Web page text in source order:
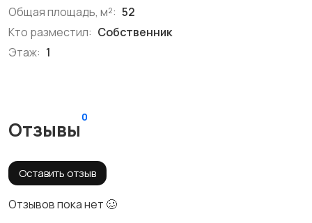
Общая площадь, м²: 52
Кто разместил: Собственник
Этаж: 1
Отзывы
0
Оставить отзыв
Отзывов пока нет 🥴